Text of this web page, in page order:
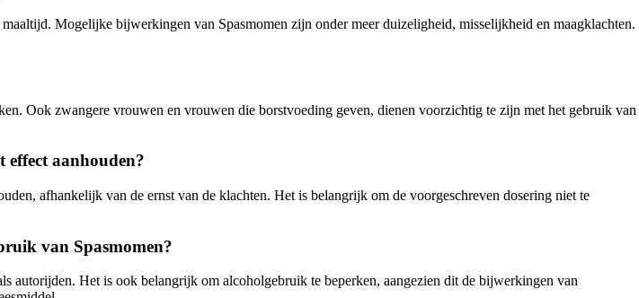
Mogelijke bijwerkingen van Spasmomen zijn onder meer duizeligheid, misselijkheid en maagklachten.
Ook zwangere vrouwen en vrouwen die borstvoeding geven, dienen voorzichtig te zijn met het gebruik van
aanhouden?
afhankelijk van de ernst van de klachten. Het is belangrijk om de voorgeschreven dosering niet te
van Spasmomen?
autorijden. Het is ook belangrijk om alcoholgebruik te beperken, aangezien dit de bijwerkingen van